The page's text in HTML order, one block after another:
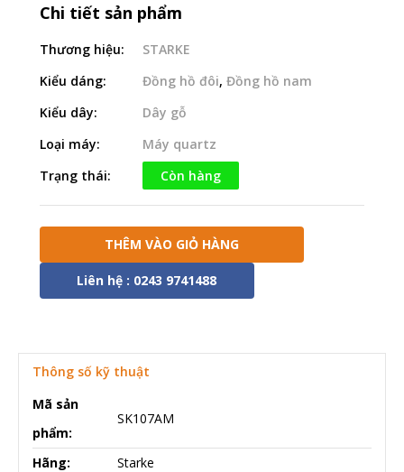
Chi tiết sản phẩm
Thương hiệu:
STARKE
Kiểu dáng:
Đồng hồ đôi, Đồng hồ nam
Kiểu dây:
Dây gỗ
Loại máy:
Máy quartz
Trạng thái:
Còn hàng
THÊM VÀO GIỎ HÀNG
Liên hệ : 0243 9741488
Thông số kỹ thuật
Mã sản
phẩm:
SK107AM
Hãng:
Starke